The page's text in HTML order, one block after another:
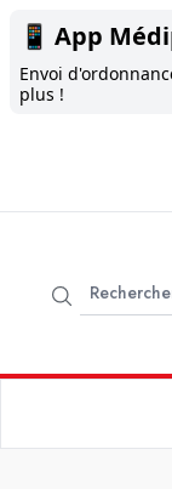
📱 App
Envoi
plus !